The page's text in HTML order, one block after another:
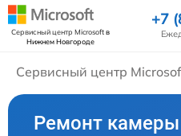
Сервисный центр Microsoftв
Нижнем Новгороде
+7
Сервисный центр
Ремонт